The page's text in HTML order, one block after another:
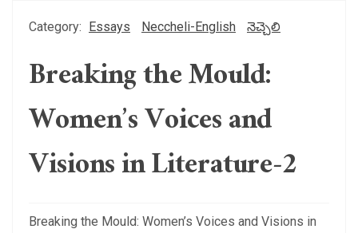
Category: Essays Neccheli-English నెచ్చెలి
Breaking the Mould:
Women’s Voices and
Visions in Literature-2
Breaking the Mould: Women’s Voices and Visions in